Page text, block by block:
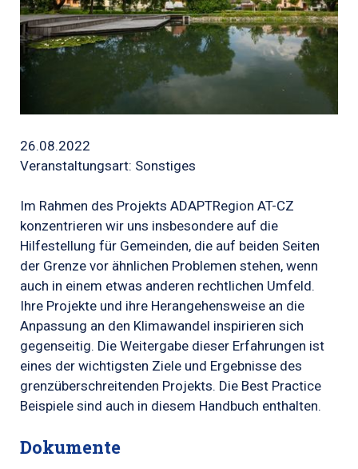
26.08.2022
Veranstaltungsart: Sonstiges
Im Rahmen des Projekts ADAPTRegion AT-CZ
konzentrieren wir uns insbesondere auf die
Hilfestellung für Gemeinden, die auf beiden Seiten
der Grenze vor ähnlichen Problemen stehen, wenn
auch in einem etwas anderen rechtlichen Umfeld.
Ihre Projekte und ihre Herangehensweise an die
Anpassung an den Klimawandel inspirieren sich
gegenseitig. Die Weitergabe dieser Erfahrungen ist
eines der wichtigsten Ziele und Ergebnisse des
grenzüberschreitenden Projekts. Die Best Practice
Beispiele sind auch in diesem Handbuch enthalten.
Dokumente